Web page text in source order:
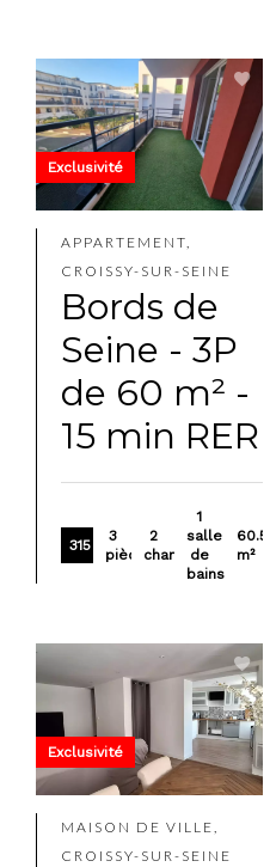
APPARTEMENT,
CROISSY-SUR-SEINE
Bords de
Seine - 3P
de 60 m² -
15 min RER
315 000 €
3
pièces
2
chambres
1
salle
de
bains
60.59
m²
Exclusivité
MAISON DE VILLE,
CROISSY-SUR-SEINE
Exclusivité